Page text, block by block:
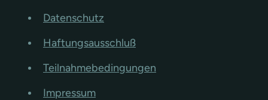
Datenschutz
Haftungsausschluß
Teilnahmebedingungen
Impressum